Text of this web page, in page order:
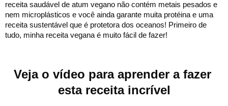
receita saudável de atum vegano não contém metais pesados e
nem microplásticos e você ainda garante muita protéina e uma
receita sustentável que é protetora dos oceanos! Primeiro de
tudo, minha receita vegana é muito fácil de fazer!
Veja o vídeo para aprender a fazer
esta receita incrível